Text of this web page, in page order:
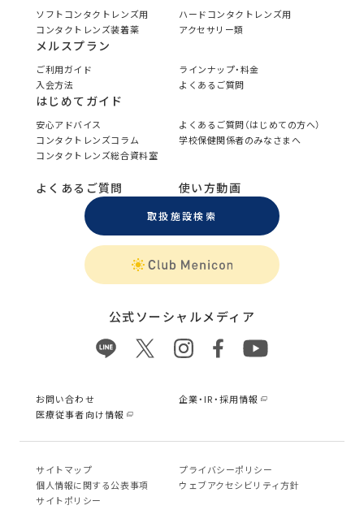
ソフトコンタクトレンズ用
ハードコンタクトレンズ用
コンタクトレンズ装着薬
アクセサリー類
メルスプラン
ご利用ガイド
ラインナップ・料金
入会方法
よくあるご質問
はじめてガイド
安心アドバイス
よくあるご質問（はじめての方へ）
コンタクトレンズコラム
学校保健関係者のみなさまへ
コンタクトレンズ総合資料室
よくあるご質問 使い方動画
取扱施設検索
公式ソーシャルメディア
お問い合わせ
企業・IR・採用情報
医療従事者向け情報
サイトマップ
プライバシーポリシー
個⼈情報に関する公表事項
ウェブアクセシビリティ方針
サイトポリシー